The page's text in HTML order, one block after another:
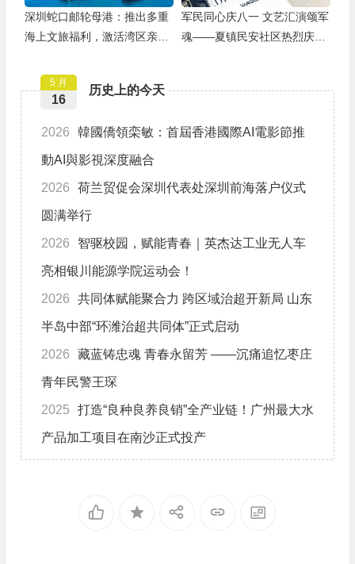
深圳蛇口邮轮母港：推出多重
海上文旅福利，激活湾区亲子
军民同心庆八一 文艺汇演颂军
魂——夏镇民安社区热烈庆祝
历史上的今天
5 月
16
2026 韓國僑領栾敏：首屆香港國際AI電影節推
動AI與影視深度融合
2026 荷兰贸促会深圳代表处深圳前海落户仪式
圆满举行
2026 智驱校园，赋能青春｜英杰达工业无人车
亮相银川能源学院运动会！
2026 共同体赋能聚合力 跨区域治超开新局 山东
半岛中部“环潍治超共同体”正式启动
2026 藏蓝铸忠魂 青春永留芳 ——沉痛追忆枣庄
青年民警王琛
2025 打造“良种良养良销”全产业链！广州最大水
产品加工项目在南沙正式投产